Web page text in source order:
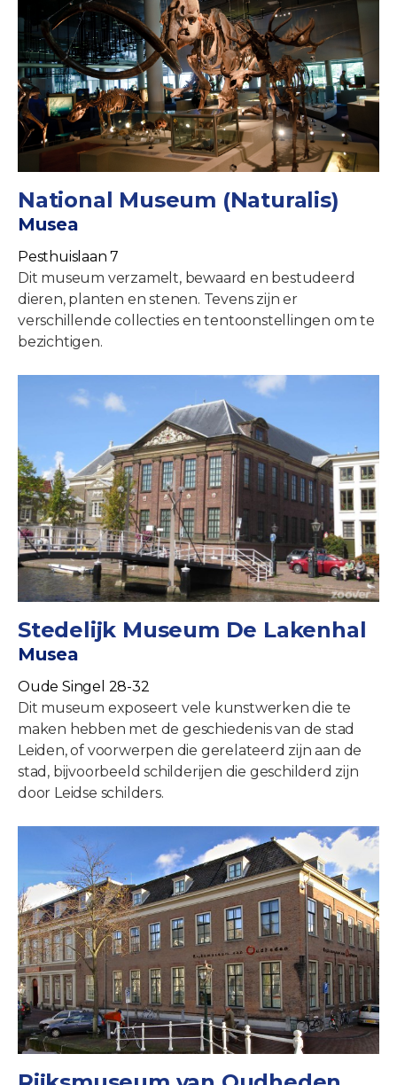
National Museum (Naturalis)
Musea
Pesthuislaan 7
Dit museum verzamelt, bewaard en bestudeerd
dieren, planten en stenen. Tevens zijn er
verschillende collecties en tentoonstellingen om te
bezichtigen.
Stedelijk Museum De Lakenhal
Musea
Oude Singel 28-32
Dit museum exposeert vele kunstwerken die te
maken hebben met de geschiedenis van de stad
Leiden, of voorwerpen die gerelateerd zijn aan de
stad, bijvoorbeeld schilderijen die geschilderd zijn
door Leidse schilders.